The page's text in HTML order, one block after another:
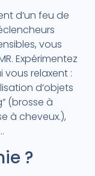
d’un feu de
vous
Expérimentez
relaxent :
d’objets
(brosse à
à cheveux.),
?